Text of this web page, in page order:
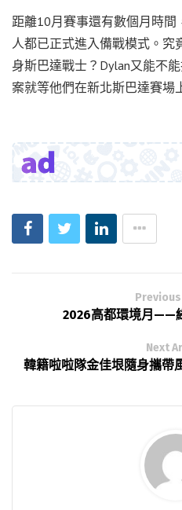
距離10月賽事還有數個月時
人都已正式進入備戰模式。究
身斯巴達戰士？Dylan又能不
案就等他們在新北斯巴達賽場
2026高都環境月——
Next
韓籍啦啦隊金佳垠隨身攜帶